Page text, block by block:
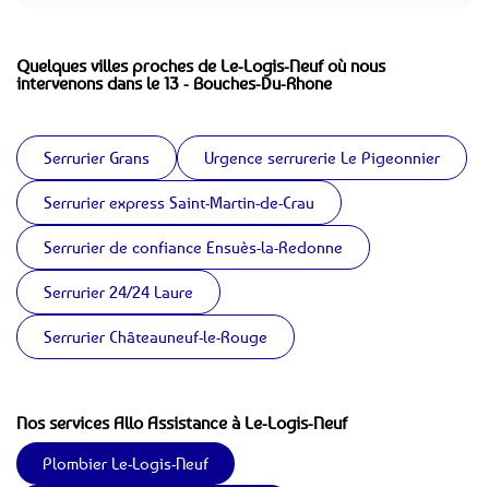
Quelques villes proches de Le-Logis-Neuf où nous
intervenons dans le 13 - Bouches-Du-Rhone
Serrurier Grans Urgence serrurerie Le Pigeonnier
Serrurier express Saint-Martin-de-Crau
Serrurier de confiance Ensuès-la-Redonne
Serrurier 24/24 Laure
Serrurier Châteauneuf-le-Rouge
Nos services Allo Assistance à Le-Logis-Neuf
Plombier Le-Logis-Neuf